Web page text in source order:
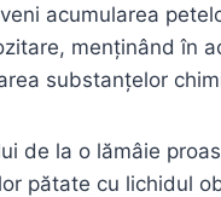
acumularea
menținând în
substanțelor
de la o lămâie
pătate cu lichidul